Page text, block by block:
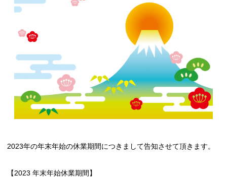
2023年の年末年始の休業期間につきまして告知させて頂きます。
【2023 年末年始休業期間】